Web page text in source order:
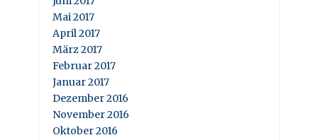
Mai 2017
April 2017
März 2017
Februar 2017
Januar 2017
Dezember 2016
November 2016
Oktober 2016